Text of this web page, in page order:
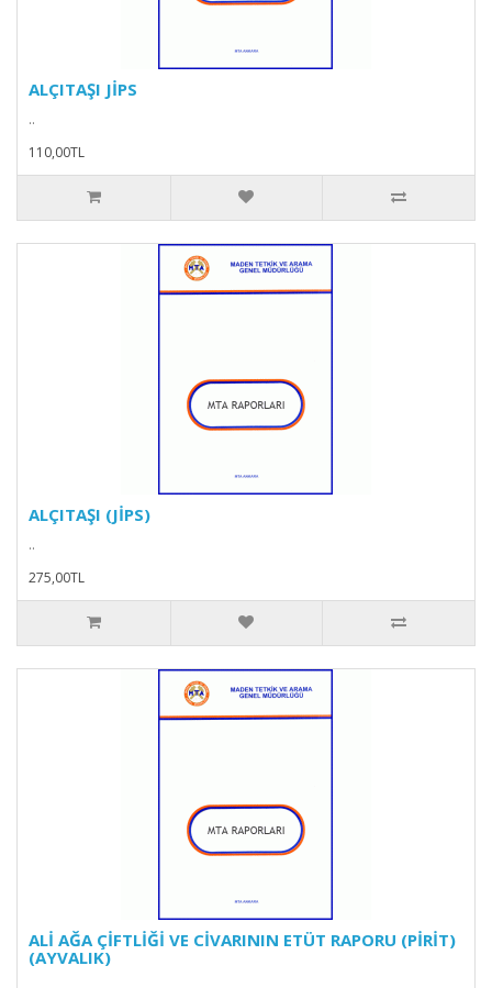
ALÇITAŞI JİPS
..
110,00TL
ALÇITAŞI (JİPS)
..
275,00TL
ALİ AĞA ÇİFTLİĞİ VE CİVARININ ETÜT RAPORU (PİRİT)
(AYVALIK)